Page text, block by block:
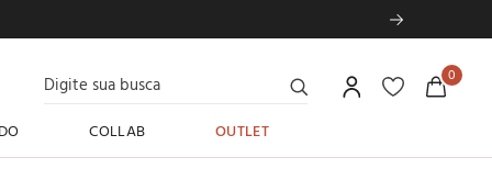
Digite sua busca 0
COLLAB OUTLET